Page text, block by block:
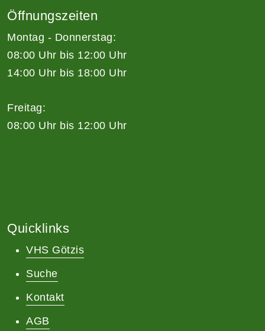
Öffnungszeiten
Montag - Donnerstag:
08:00 Uhr bis 12:00 Uhr
14:00 Uhr bis 18:00 Uhr
Freitag:
08:00 Uhr bis 12:00 Uhr
Quicklinks
VHS Götzis
Suche
Kontakt
AGB